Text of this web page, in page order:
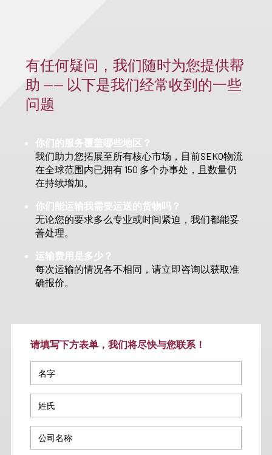
有任何疑问，我们随时为您提供帮
助 —— 以下是我们经常收到的一些
问题
你们的服务覆盖哪些地区？
我们助力您拓展至所有核心市场，目前SEKO物流
在全球范围内已拥有 150 多个办事处，且数量仍
在持续增加。
你们能运输我需要运送的货物吗？
无论您的要求多么专业或时间紧迫，我们都能妥
善处理。
运输费用是多少？
每次运输的情况各不相同，请立即咨询以获取准
确报价。
请填写下方表单，我们将尽快与您联系！